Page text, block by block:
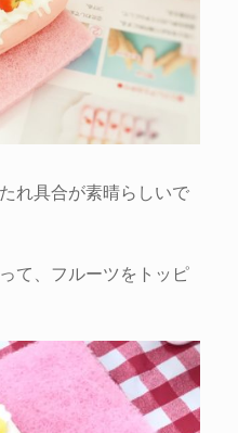
れ具合が素晴らしいで
て、フルーツをトッピ